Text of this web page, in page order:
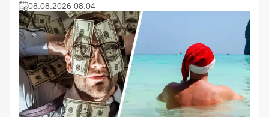
08.08.2026 08:04